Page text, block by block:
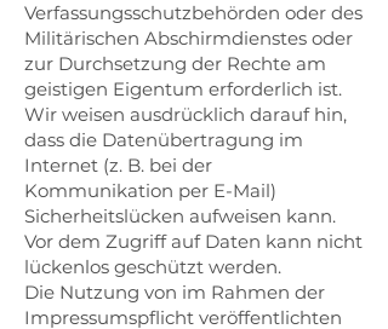
Verfassungsschutzbehörden oder des
Militärischen Abschirmdienstes oder
zur Durchsetzung der Rechte am
geistigen Eigentum erforderlich ist.
Wir weisen ausdrücklich darauf hin,
dass die Datenübertragung im
Internet (z. B. bei der
Kommunikation per E-Mail)
Sicherheitslücken aufweisen kann.
Vor dem Zugriff auf Daten kann nicht
lückenlos geschützt werden.
Die Nutzung von im Rahmen der
Impressumspflicht veröffentlichten